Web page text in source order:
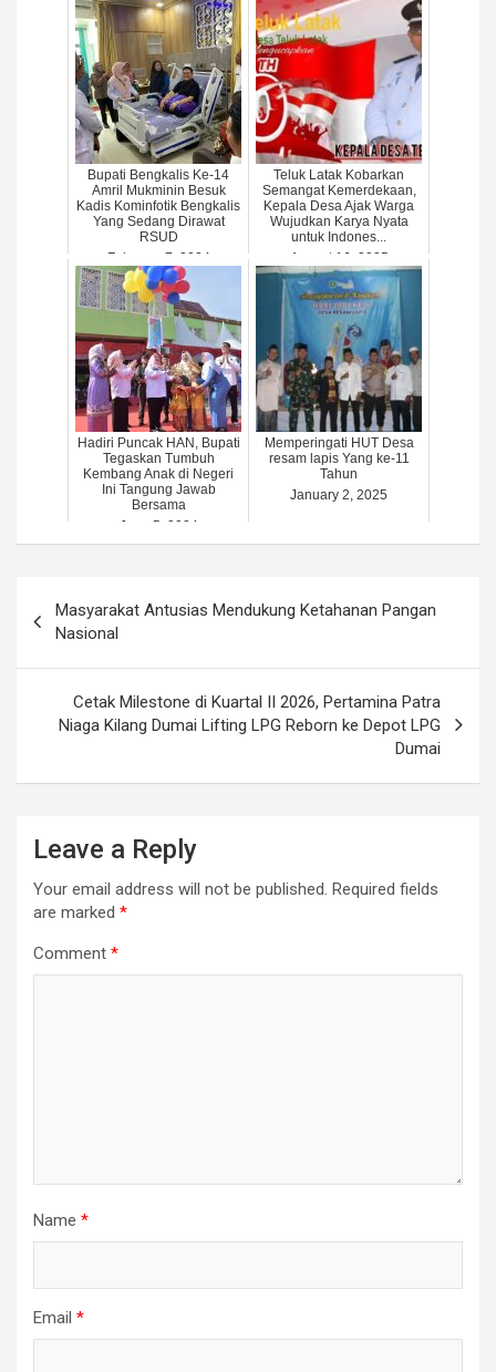
Bupati Bengkalis Ke-14
Amril Mukminin Besuk
Kadis Kominfotik Bengkalis
Yang Sedang Dirawat
RSUD
February 7, 2024
Teluk Latak Kobarkan
Semangat Kemerdekaan,
Kepala Desa Ajak Warga
Wujudkan Karya Nyata
untuk Indones...
August 16, 2025
Hadiri Puncak HAN, Bupati
Tegaskan Tumbuh
Kembang Anak di Negeri
Ini Tangung Jawab
Bersama
June 5, 2024
Memperingati HUT Desa
resam lapis Yang ke-11
Tahun
January 2, 2025
navigation
Masyarakat Antusias Mendukung Ketahanan Pangan
Nasional
Cetak Milestone di Kuartal II 2026, Pertamina Patra
Niaga Kilang Dumai Lifting LPG Reborn ke Depot LPG
Dumai
Leave a Reply
Your email address will not be published. Required fields
are marked *
Comment *
Name *
Email *